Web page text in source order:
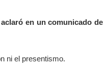
en un comunicado de
ni el presentismo.